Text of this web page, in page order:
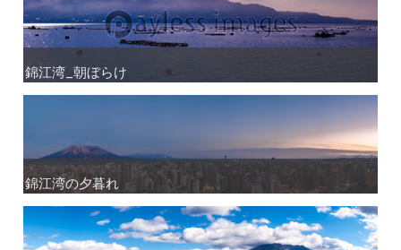
錦江湾_朝ぼらけ
錦江湾_朝ぼらけ
錦江湾の夕暮れ
錦江湾の夕暮れ